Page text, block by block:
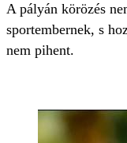
A pályán körözés
sportembernek, s
nem pihent.